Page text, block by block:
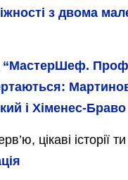
з двома
“МастерШеф.
і Хіменес-Браво
цікаві історії